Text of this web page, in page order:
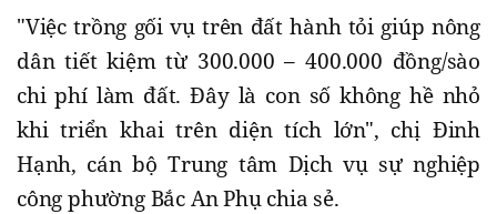
​"Việc trồng gối vụ trên đất hành tỏi giúp nông
dân tiết kiệm từ 300.000 – 400.000 đồng/sào
chi phí làm đất. Đây là con số không hề nhỏ
khi triển khai trên diện tích lớn", chị Đinh
Hạnh, cán bộ Trung tâm Dịch vụ sự nghiệp
công phường Bắc An Phụ chia sẻ.